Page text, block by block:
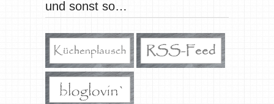
und sonst so…